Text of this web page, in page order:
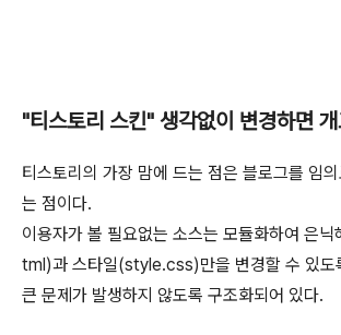
"티스토리 스킨" 생각없이 변경하면
티스토리의 가장 맘에 드는 점은 블로그를 임
는 점이다.
이용자가 볼 필요없는 소스는 모듈화하여 은
tml)과 스타일(style.css)만을 변경할 수 있도
큰 문제가 발생하지 않도록 구조화되어 있다.